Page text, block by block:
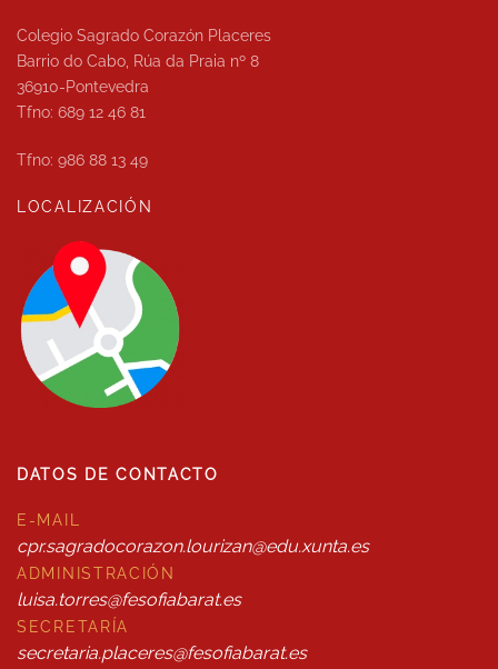
Colegio Sagrado Corazón Placeres
Barrio do Cabo, Rúa da Praia nº 8
36910-Pontevedra
Tfno: 689 12 46 81
Tfno: 986 88 13 49
LOCALIZACIÓN
DATOS DE CONTACTO
E-MAIL
cpr.sagradocorazon.lourizan@edu.xunta.es
ADMINISTRACIÓN
luisa.torres@fesofiabarat.es
SECRETARÍA
secretaria.placeres@fesofiabarat.es